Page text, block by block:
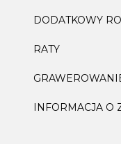
DODATKOWY
RATY
INFORMACJA O